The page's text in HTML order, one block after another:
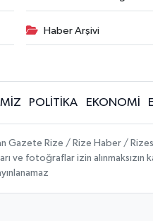
Haber Arşivi
POLİTİKA EKONOMİ
Gazete Rize / Rize Haber /
ve fotoğraflar izin